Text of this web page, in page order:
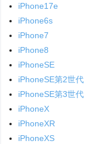
iPhone17e
iPhone6s
iPhone7
iPhone8
iPhoneSE
iPhoneSE第2世代
iPhoneSE第3世代
iPhoneX
iPhoneXR
iPhoneXS